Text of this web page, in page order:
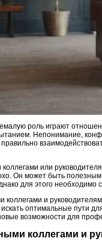
роль играют
Непонимание,
или
Он может быть
для этого
и
оптимальные пути
возможности для
коллегами и